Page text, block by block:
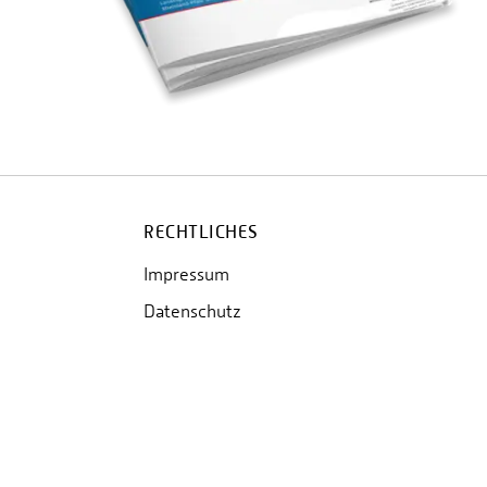
RECHTLICHES
Impressum
Datenschutz